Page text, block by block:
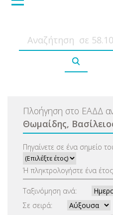
Πλοήγηση στο ΕΑΔΔ
Θωμαίδης,
Πηγαίνετε σε ένα σημείο
Ή πληκτρολογήστε ένα
Ταξινόμηση ανά:
Σε σειρά: